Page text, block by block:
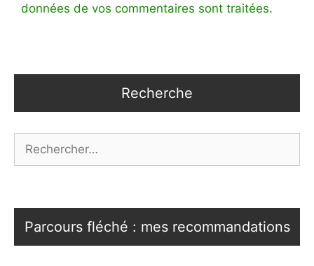
données de vos commentaires sont traitées.
Recherche
Parcours fléché : mes recommandations